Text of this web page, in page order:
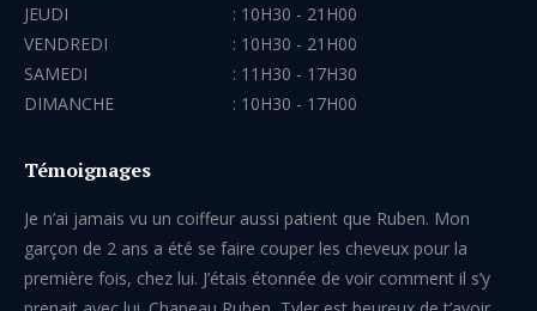
JEUDI
: 10H30 - 21H00
VENDREDI
: 10H30 - 21H00
SAMEDI
: 11H30 - 17H30
DIMANCHE
: 10H30 - 17H00
Témoignages
Je n’ai jamais vu un coiffeur aussi patient que Ruben. Mon
garçon de 2 ans a été se faire couper les cheveux pour la
première fois, chez lui. J’étais étonnée de voir comment il s’y